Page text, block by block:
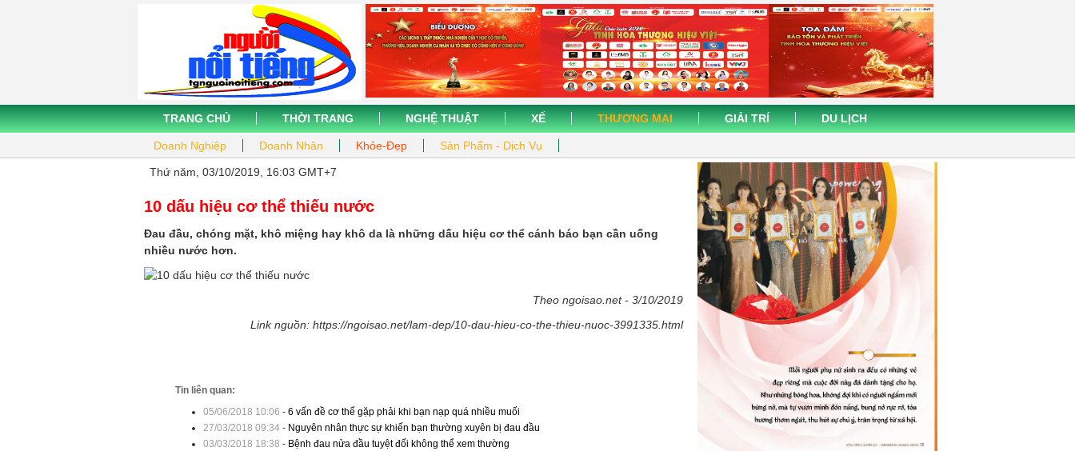
TRANG CHỦ THỜI TRANG NGHỆ THUẬT XẾ THƯƠNG MẠI
Doanh Nghiệp Doanh Nhân Khỏe-Đẹp Sản Phẩm - Dịch Vụ
GIẢI TRÍ DU LỊCH
Thứ năm, 03/10/2019, 16:03 GMT+7
10 dấu hiệu cơ thể thiếu nước
Đau đầu, chóng mặt, khô miệng hay khô da là những dấu hiệu cơ thể cánh báo bạn cần uống
nhiều nước hơn.
Theo ngoisao.net - 3/10/2019
Link nguồn: https://ngoisao.net/lam-dep/10-dau-hieu-co-the-thieu-nuoc-3991335.html
Tin liên quan:
05/06/2018 10:06 - 6 vấn đề cơ thể gặp phải khi bạn nạp quá nhiều muối
27/03/2018 09:34- Nguyên nhân thực sự khiến bạn thường xuyên bị đau đầu
03/03/2018 18:38 - Bệnh đau nửa đầu tuyệt đối không thể xem thường